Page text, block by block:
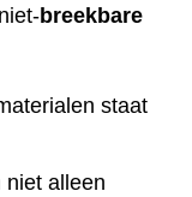
breekbare
staat
niet alleen